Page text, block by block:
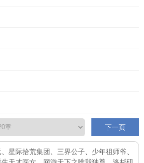
下一页
星际拾荒集团 三界公子 少年祖师爷